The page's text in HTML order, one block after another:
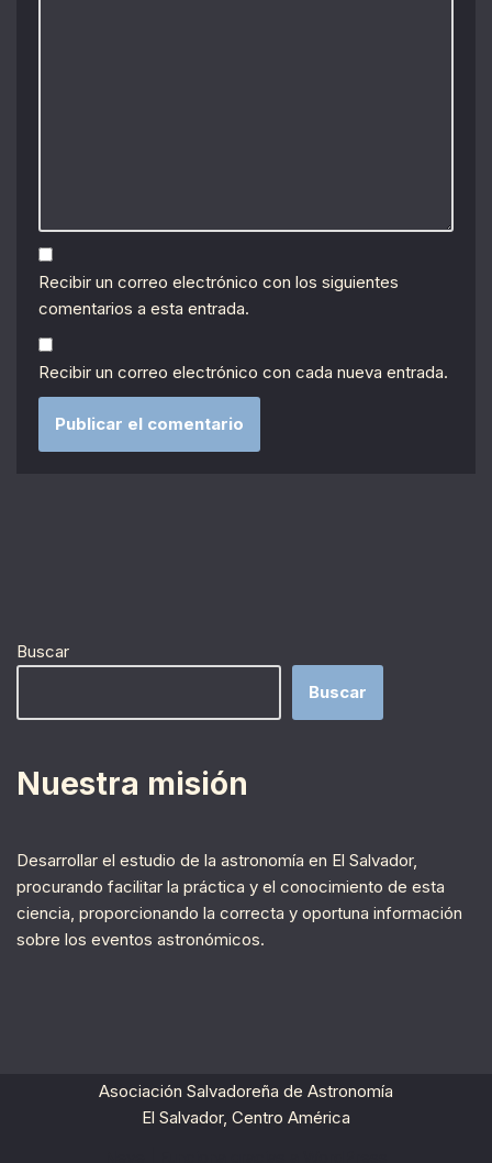
Recibir un correo electrónico con los siguientes
comentarios a esta entrada.
Recibir un correo electrónico con cada nueva entrada.
Buscar
Buscar
Nuestra misión
Desarrollar el estudio de la astronomía en El Salvador,
procurando facilitar la práctica y el conocimiento de esta
ciencia, proporcionando la correcta y oportuna información
sobre los eventos astronómicos.
Asociación Salvadoreña de Astronomía
El Salvador, Centro América